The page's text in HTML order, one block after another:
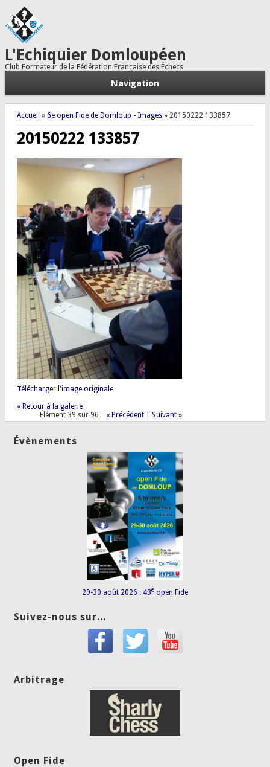
L'Echiquier Domloupéen
Club Formateur de la Fédération Française des Échecs
Navigation
Vous êtes ici
Accueil » 6e open Fide de Domloup - Images» 20150222 133857
20150222 133857
Télécharger l'image originale
« Retour à la galerie
Élément 39 sur 96
« Précédent |Suivant »
Évènements
29-30 août 2026 : 43e open Fide
Suivez-nous sur...
Arbitrage
Open Fide